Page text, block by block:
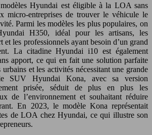
Hyundai est éligible à la LOA sans
micro-entreprises de trouver le véhicule le
Parmi les modèles les plus populaires, on
H350, idéal pour les artisans, les
et les professionnels ayant besoin d’un grand
La citadine Hyundai i10 est également
apport, ce qui en fait une solution parfaite
et les activités nécessitant une grande
SUV Hyundai Kona, avec sa version
prisée, séduit de plus en plus les
de l’environnement et souhaitant réduire
En 2023, le modèle Kona représentait
de LOA chez Hyundai, ce qui illustre son